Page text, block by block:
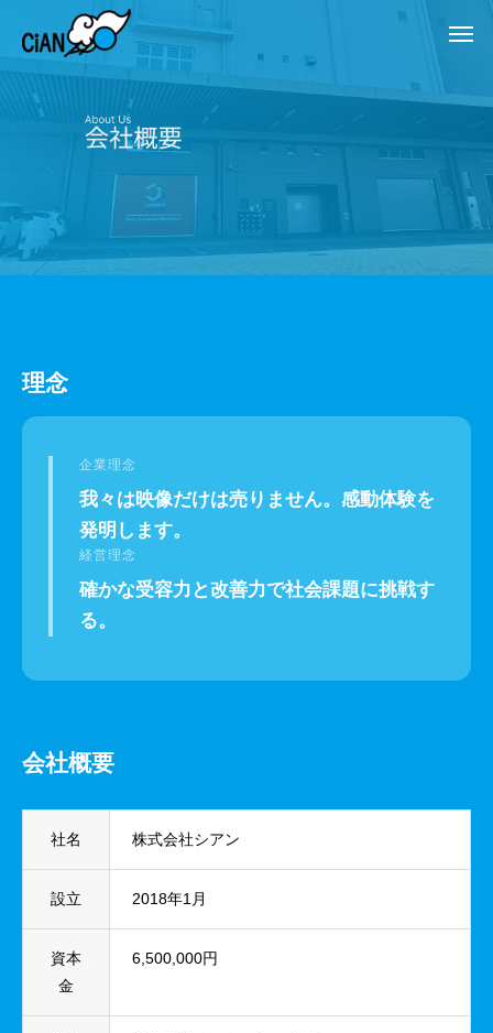
理念
企業理念
我々は映像だけは売りません。感動体験を
発明します。
経営理念
確かな受容力と改善力で社会課題に挑戦す
る。
会社概要
社名 株式会社シアン
設立 2018年1月
資本
金
6,500,000円